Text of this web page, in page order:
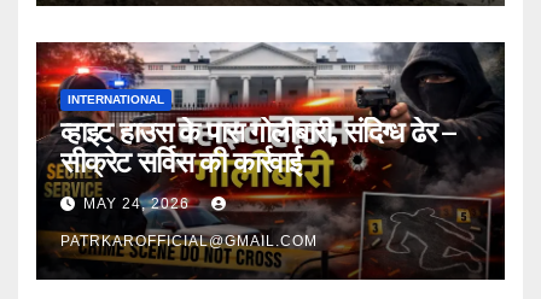
INTERNATIONAL
व्हाइट हाउस के पास गोलीबारी, संदिग्ध ढेर –
सीक्रेट सर्विस की कार्रवाई
MAY 24, 2026
PATRKAROFFICIAL@GMAIL.COM